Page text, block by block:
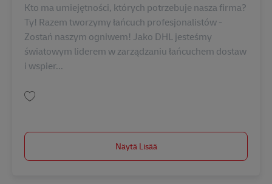
Kto ma umiejętności, których potrzebuje nasza firma?
Ty! Razem tworzymy łańcuch profesjonalistów -
Zostań naszym ogniwem! Jako DHL jesteśmy
światowym liderem w zarządzaniu łańcuchem dostaw
i wspier...
Näytä Lisää